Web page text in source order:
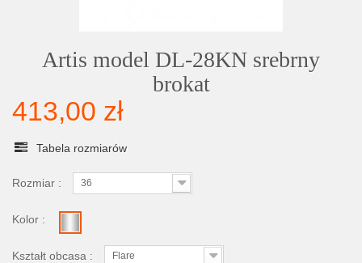
Artis model DL-28KN srebrny
brokat
413,00 zł
Tabela rozmiarów
Rozmiar : 36
Kolor :
Kształt obcasa : Flare